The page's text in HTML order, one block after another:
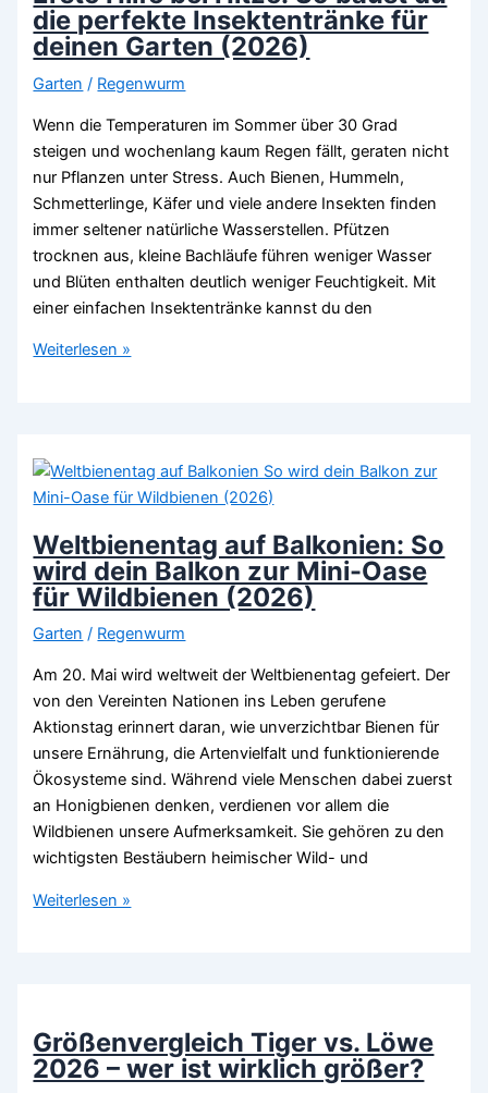
deinen
Garten
und
seine
(2026)
die perfekte Insektentränke für
deinen Garten (2026)
Garten / Regenwurm
Wenn die Temperaturen im Sommer über 30 Grad
steigen und wochenlang kaum Regen fällt, geraten nicht
nur Pflanzen unter Stress. Auch Bienen, Hummeln,
Schmetterlinge, Käfer und viele andere Insekten finden
immer seltener natürliche Wasserstellen. Pfützen
trocknen aus, kleine Bachläufe führen weniger Wasser
und Blüten enthalten deutlich weniger Feuchtigkeit. Mit
einer einfachen Insektentränke kannst du den
Erste
baust
du
die
perfekte
Insektentränke
für
deinen
Weiterlesen »
Weltbienentag auf Balkonien: So
wird dein Balkon zur Mini-Oase
für Wildbienen (2026)
Garten / Regenwurm
Am 20. Mai wird weltweit der Weltbienentag gefeiert. Der
von den Vereinten Nationen ins Leben gerufene
Aktionstag erinnert daran, wie unverzichtbar Bienen für
unsere Ernährung, die Artenvielfalt und funktionierende
Ökosysteme sind. Während viele Menschen dabei zuerst
an Honigbienen denken, verdienen vor allem die
Wildbienen unsere Aufmerksamkeit. Sie gehören zu den
wichtigsten Bestäubern heimischer Wild- und
Weltbienentag
dein
Balkon
zur
Weiterlesen »
Größenvergleich Tiger vs. Löwe
2026 – wer ist wirklich größer?